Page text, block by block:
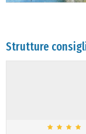
Strutture